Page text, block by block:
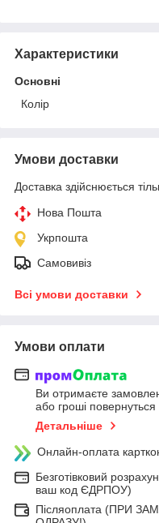
Характеристики
Основні
Колір
Умови доставки
Доставка здійснюється
Нова Пошта
Укрпошта
Самовивіз
Всі умови доставки
Умови оплати
Ви отримаєте
або гроші
Детальніше
Онлайн-оплата
Безготівковий
ваш код ЄДРПОУ)
Післяоплата (ПРИ